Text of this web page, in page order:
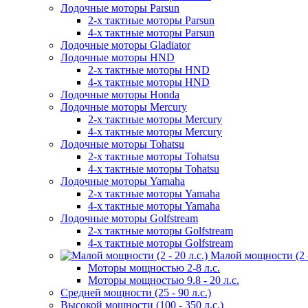
Лодочные моторы Parsun
2-х тактные моторы Parsun
4-х тактные моторы Parsun
Лодочные моторы Gladiator
Лодочные моторы HND
2-х тактные моторы HND
4-х тактные моторы HND
Лодочные моторы Honda
Лодочные моторы Mercury
2-х тактные моторы Mercury
4-х тактные моторы Mercury
Лодочные моторы Tohatsu
2-х тактные моторы Tohatsu
4-х тактные моторы Tohatsu
Лодочные моторы Yamaha
2-х тактные моторы Yamaha
4-х тактные моторы Yamaha
Лодочные моторы Golfstream
2-х тактные моторы Golfstream
4-х тактные моторы Golfstream
Малой мощности (2
Моторы мощностью 2-8 л.с.
Моторы мощностью 9.8 - 20 л.с.
Средней мощности (25 - 90 л.с.)
Высокой мощности (100 - 350 л.с.)